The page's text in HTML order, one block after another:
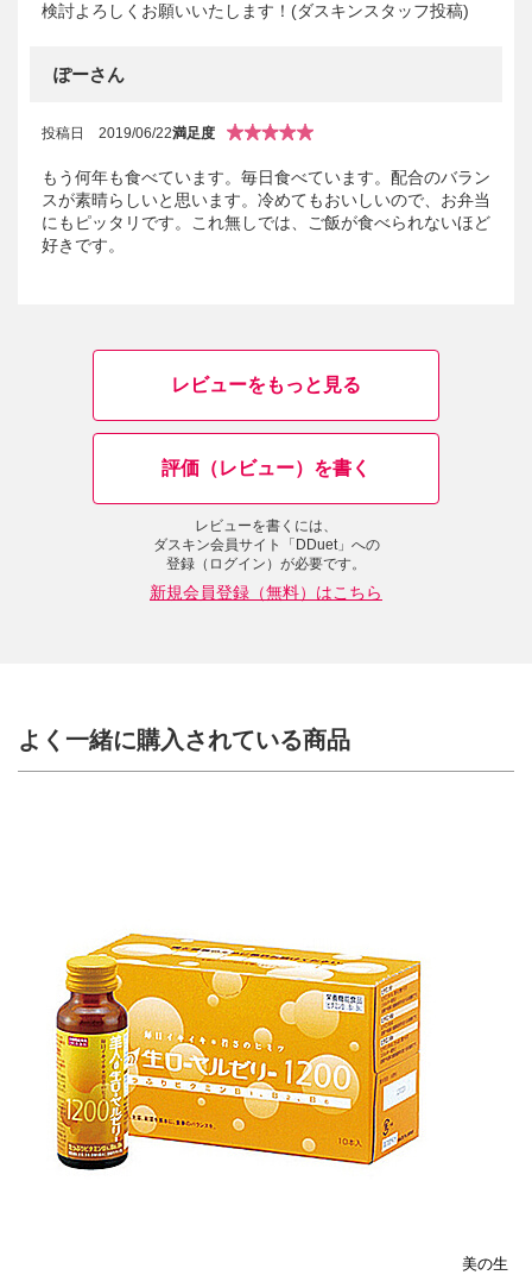
検討よろしくお願いいたします！(ダスキンスタッフ投稿)
ぽーさん
投稿日 2019/06/22満足度
もう何年も食べています。毎日食べています。配合のバラン
スが素晴らしいと思います。冷めてもおいしいので、お弁当
にもピッタリです。これ無しでは、ご飯が食べられないほど
好きです。
レビューをもっと見る
評価（レビュー）を書く
レビューを書くには、
ダスキン会員サイト「DDuet」への
登録（ログイン）が必要です。
新規会員登録（無料）はこちら
よく一緒に購入されている商品
美の生